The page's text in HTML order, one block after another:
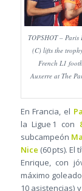
TOPSHOT –
(C) lifts the
French L1
Auxerre at The
En Francia, el
la Ligue 1 con
subcampeón
Nice (60 pts).
Enrique, con
máximo
10 asistencias)